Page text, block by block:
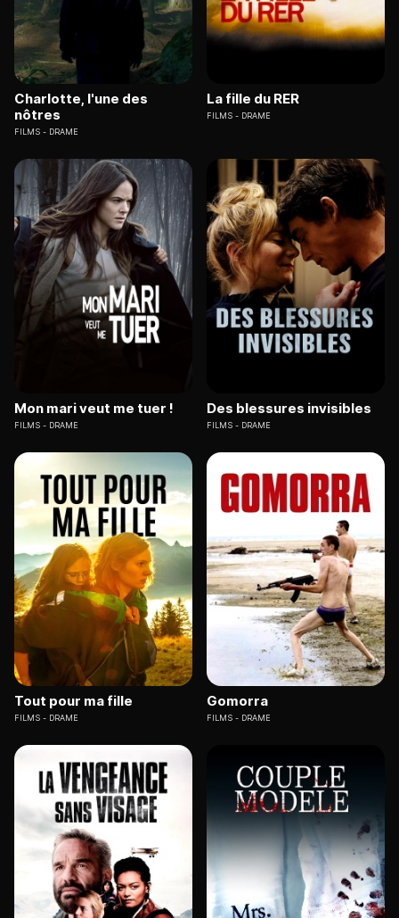
Charlotte, l'une des
nôtres
FILMS DRAME
La fille du RER
FILMS DRAME
Mon mari veut me tuer !
FILMS DRAME
Des blessures invisibles
FILMS DRAME
Tout pour ma fille
FILMS DRAME
Gomorra
FILMS DRAME